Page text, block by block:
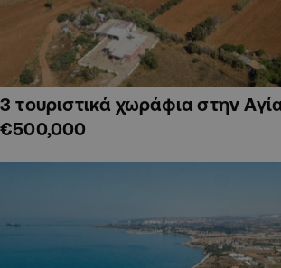
3 τουριστικά χωράφια στην
€500,000